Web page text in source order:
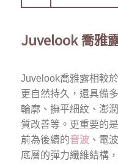
Juvelook 喬雅
Juvelook喬雅露相較
更自然持久，還具備
輪廓、撫平細紋、澎
質改善等。更重要的
前為後續的音波 、電
底層的彈力纖維結構